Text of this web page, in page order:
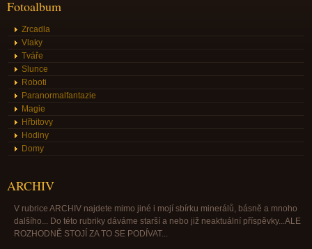
Fotoalbum
Zrcadla
Vlaky
Tváře
Slunce
Roboti
Paranormalfantazie
Magie
Hřbitovy
Hodiny
Domy
ARCHIV
V rubrice ARCHIV najdete mimo jiné i mojí sbírku minerálů, básně a mnoho
dalšího... Do této rubriky dáváme starší a nebo již neaktuální příspěvky...ALE
ROZHODNĚ STOJÍ ZA TO SE PODÍVAT...